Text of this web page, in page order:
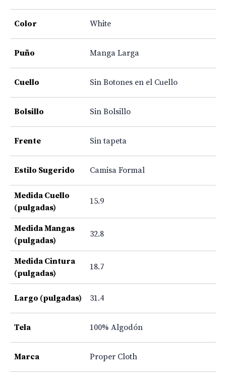
Color White
Puño Manga Larga
Cuello Sin Botones en el Cuello
Bolsillo Sin Bolsillo
Frente Sin tapeta
Estilo Sugerido Camisa Formal
Medida Cuello
(pulgadas)
15.9
Medida Mangas
(pulgadas)
32.8
Medida Cintura
(pulgadas)
18.7
Largo (pulgadas) 31.4
Tela 100% Algodón
Marca Proper Cloth